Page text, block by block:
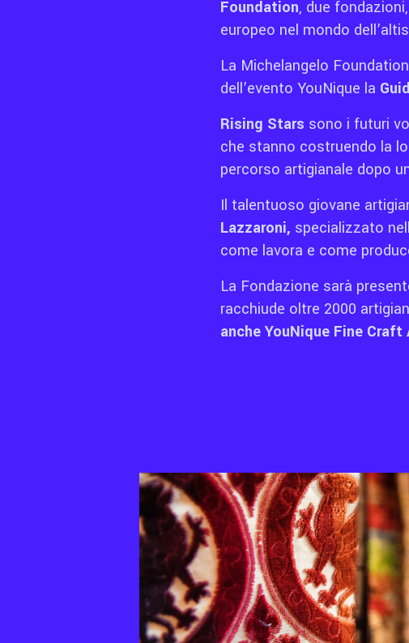
Foundation, due
europeo nel mondo
La Michelangelo
dell’evento YouNique la
Rising Stars sono i futuri
che stanno costruendo la
percorso artigianale dopo
Il talentuoso giovane
Lazzaroni, specializzato
come lavora e come
La Fondazione sarà
racchiude oltre 2000
anche YouNique Fine